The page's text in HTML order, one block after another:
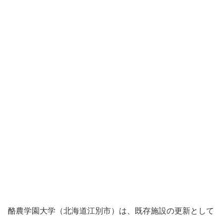
酪農学園大学（北海道江別市）は、既存施設の更新として